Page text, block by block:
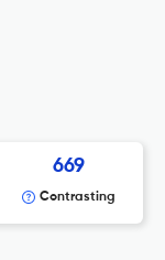
669
Contrasting